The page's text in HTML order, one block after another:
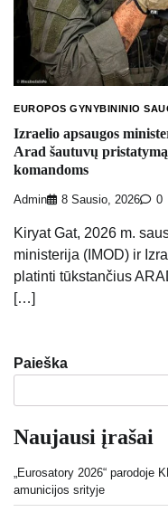
EUROPOS GYNYBININIO
Izraelio apsaugos
Arad šautuvų
komandoms
Admin 8 Sausio, 2026 0
Kiryat Gat, 2026 m.
ministerija (IMOD) ir
platinti tūkstančius
[…]
Paieška
Naujausi įrašai
„Eurosatory 2026“
amunicijos srityje